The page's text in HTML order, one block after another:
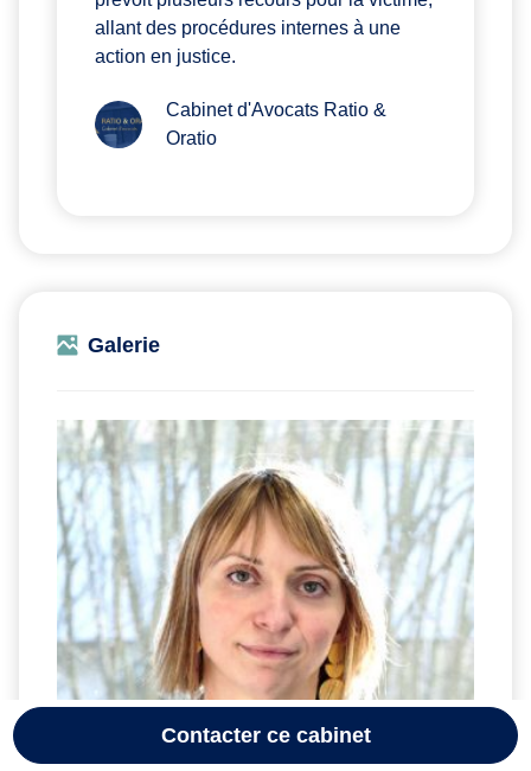
allant des procédures internes à une
action en justice.
Cabinet d'Avocats Ratio &
Oratio
Galerie
Contacterce cabinet